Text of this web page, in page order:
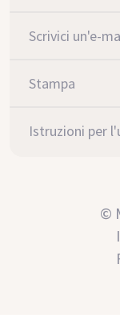
Scrivici un'e-
Stampa
Istruzioni per
©